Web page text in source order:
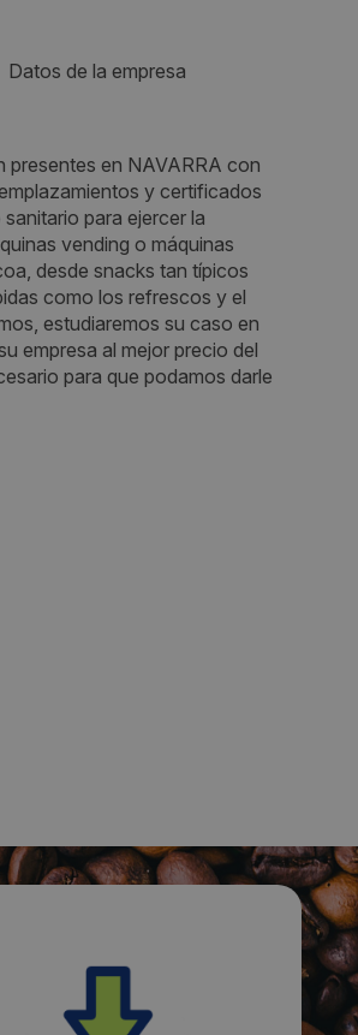
Datos de la empresa
presentes en NAVARRA con
y certificados
para ejercer la
vending o máquinas
desde snacks tan típicos
como los refrescos y el
estudiaremos su caso en
empresa al mejor precio del
para que podamos darle
de contacto: